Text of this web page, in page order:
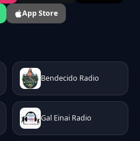
App Store
Bendecido Radio
Gal Einai Radio